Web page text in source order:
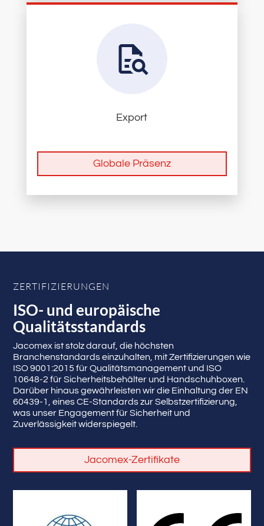
Export
Globale Präsenz
ZERTIFIZIERUNGEN
ISO- und europäische
Qualitätsstandards
Jacomex ist stolz darauf, die höchsten
Branchenstandards einzuhalten, mit Zertifizierungen wie
ISO 9001:2015 für Qualitätsmanagement und ISO
10648-2 für Sicherheitsbehälter und Handschuhboxen.
Darüber hinaus gewährleisten wir die Einhaltung der EN
60439-1, eines CE-Standards zur Selbstzertifizierung,
was unser Engagement für Sicherheit und
Zuverlässigkeit widerspiegelt.
Jacomex-Zertifikate